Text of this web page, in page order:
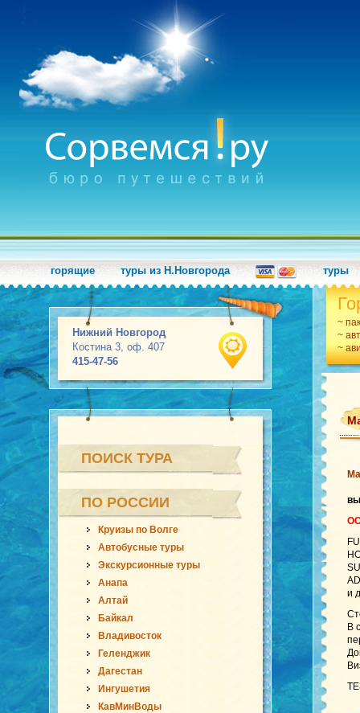
горящие туры из Н.Новгорода туры
Нижний Новгород
Костина 3, оф. 407
415-47-56
~
~
~
ПОИСК ТУРА
ПО РОССИИ
Круизы по Волге
Автобусные туры
Экскурсионные туры
Анапа
Алтай
Байкал
Владивосток
Геленджик
Дагестан
Ингушетия
КавМинВоды
и
В